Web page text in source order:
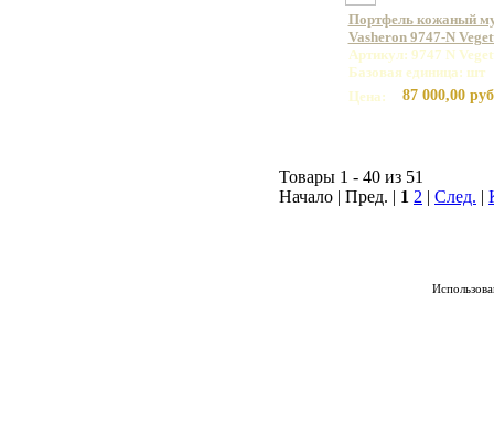
Портфель кожаный
Vasheron 9747-N
Артикул: 9747 N
Базовая единица: шт
Цена:
87 000,00
Товары 1 - 40 из 51
Начало | Пред. | 1 2 След.